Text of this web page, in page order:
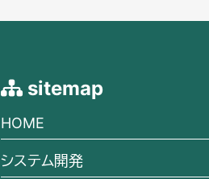
sitemap
HOME
システム開発